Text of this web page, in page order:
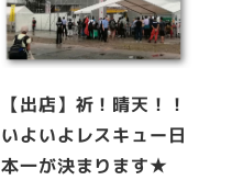
【出店】祈！晴天！！
いよいよレスキュー日
本一が決まります★